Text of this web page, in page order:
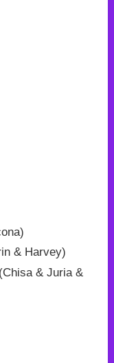
& Harvey)
& Juria &